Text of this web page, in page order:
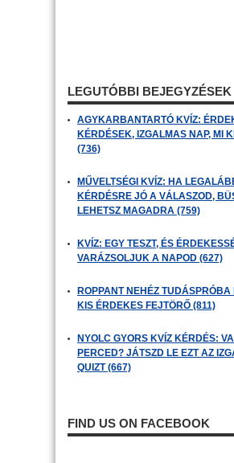
LEGUTÓBBI BEJEGYZÉSEK
AGYKARBANTARTÓ KVÍZ:
KÉRDÉSEK, IZGALMAS NAP, MI
(736)
MŰVELTSÉGI KVÍZ: HA
KÉRDÉSRE JÓ A VÁLASZOD,
LEHETSZ MAGADRA (759)
KVÍZ: EGY TESZT, ÉS
VARÁZSOLJUK A NAPOD (627)
ROPPANT NEHÉZ TUDÁSPRÓBA
KIS ÉRDEKES FEJTÖRŐ (811)
NYOLC GYORS KVÍZ KÉRDÉS:
PERCED? JÁTSZD LE EZT AZ
QUIZT (667)
FIND US ON FACEBOOK